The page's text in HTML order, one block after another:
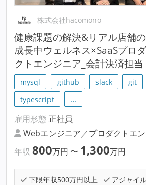
株式会社hacomono
健康課題の解決&リアル店舗
成長中ウェルネス×SaaSプロ
クトエンジニア_会計決済担当
mysql github slack git
typescript
…
雇用形態 正社員
Webエンジニア／プロダクトエ
年収 800万円 〜 1,300万円
下限年収500万円以上
アジャイ